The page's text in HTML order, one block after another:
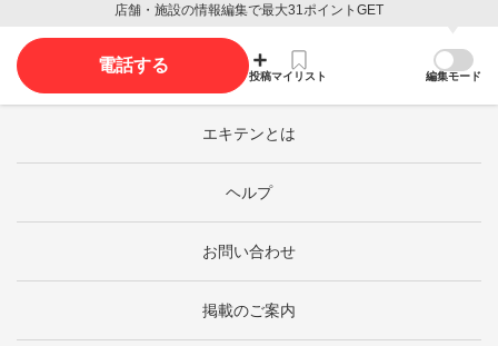
店舗・施設の情報編集で最大31ポイントGET
電話する
投稿マイリスト 編集モード
エキテンとは
ヘルプ
お問い合わせ
掲載のご案内